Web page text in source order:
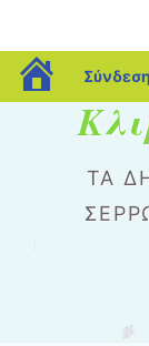
blogs.sch.gr
Σύνδεση
ΤΑ
Μετάβαση στο